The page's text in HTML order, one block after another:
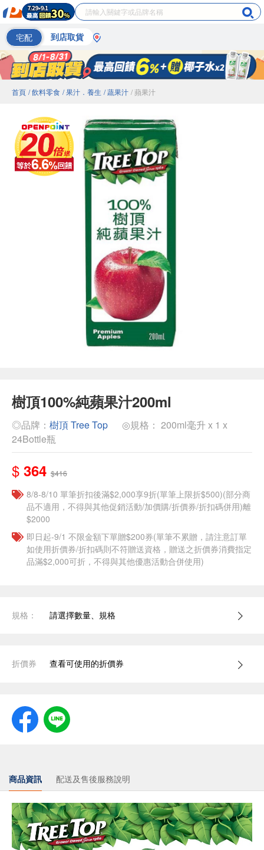
宅配 到店取貨
首頁 / 飲料零食 / 果汁．養生 / 蔬果汁 / 蘋果汁
樹頂100%純蘋果汁200ml
◎品牌： 樹頂 Tree Top
◎規格： 200ml毫升 x 1 x
24Bottle瓶
$ 364 $416
8/8-8/10 單筆折扣後滿$2,000享9折(單筆上限折$500)(部分商
品不適用，不得與其他促銷活動/加價購/折價券/折扣碼併用)離
$2000
即日起-9/1 不限金額下單贈$200券(單筆不累贈，請注意訂單
如使用折價券/折扣碼則不符贈送資格，贈送之折價券消費指定
品滿$2,000可折，不得與其他優惠活動合併使用)
規格： 請選擇數量、規格
折價券 查看可使用的折價券
商品資訊 配送及售後服務說明